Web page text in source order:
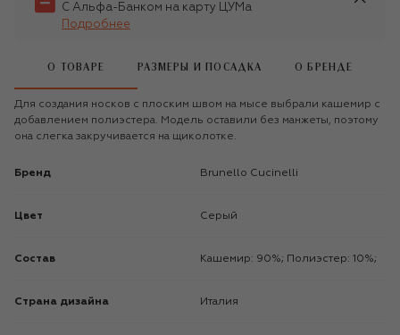
С Альфа-Банком на карту ЦУМа
Подробнее
О ТОВАРЕ РАЗМЕРЫ И ПОСАДКА О БРЕНДЕ
Для создания носков с плоским швом на мысе выбрали кашемир с
добавлением полиэстера. Модель оставили без манжеты, поэтому
она слегка закручивается на щиколотке.
Бренд Brunello Cucinelli
Цвет Серый
Состав Кашемир: 90%; Полиэстер: 10%;
Страна дизайна Италия